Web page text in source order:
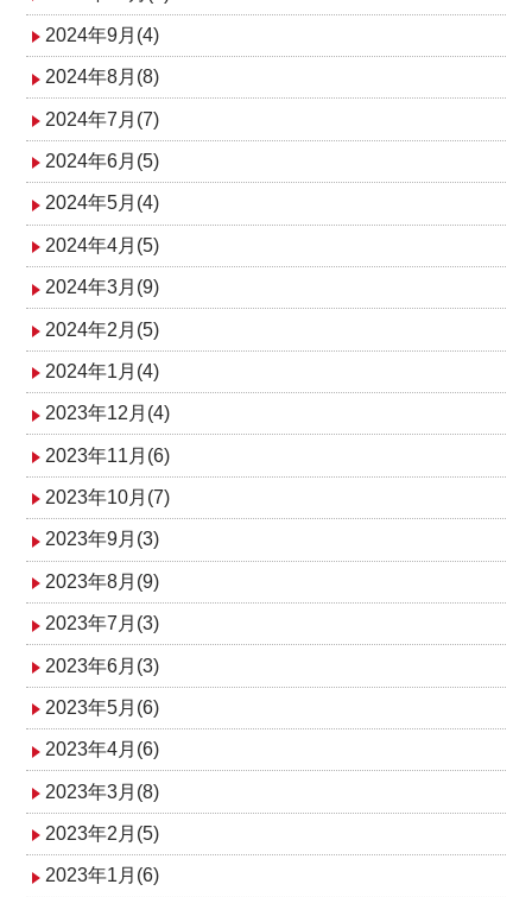
2024年9月(4)
2024年8月(8)
2024年7月(7)
2024年6月(5)
2024年5月(4)
2024年4月(5)
2024年3月(9)
2024年2月(5)
2024年1月(4)
2023年12月(4)
2023年11月(6)
2023年10月(7)
2023年9月(3)
2023年8月(9)
2023年7月(3)
2023年6月(3)
2023年5月(6)
2023年4月(6)
2023年3月(8)
2023年2月(5)
2023年1月(6)